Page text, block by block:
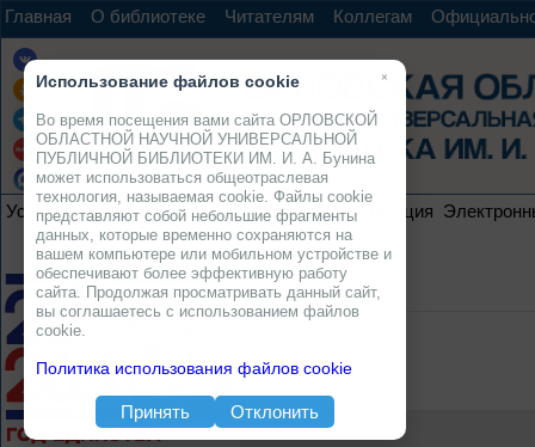
Главная О библиотеке Читателям Коллегам
Услуги Ресурсы Проекты Электронная коллекция
×
Использование файлов cookie
Во время посещения вами сайта ОРЛОВСКОЙ
ОБЛАСТНОЙ НАУЧНОЙ УНИВЕРСАЛЬНОЙ
ПУБЛИЧНОЙ БИБЛИОТЕКИ ИМ. И. А. Бунина
может использоваться общеотраслевая
технология, называемая cookie. Файлы cookie
представляют собой небольшие фрагменты
данных, которые временно сохраняются на
вашем компьютере или мобильном устройстве и
обеспечивают более эффективную работу
сайта. Продолжая просматривать данный сайт,
вы соглашаетесь с использованием файлов
cookie.
Политика использования файлов cookie
Принять Отклонить